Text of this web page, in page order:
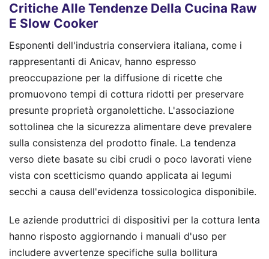
Critiche Alle Tendenze Della Cucina Raw
E Slow Cooker
Esponenti dell'industria conserviera italiana, come i
rappresentanti di Anicav, hanno espresso
preoccupazione per la diffusione di ricette che
promuovono tempi di cottura ridotti per preservare
presunte proprietà organolettiche. L'associazione
sottolinea che la sicurezza alimentare deve prevalere
sulla consistenza del prodotto finale. La tendenza
verso diete basate su cibi crudi o poco lavorati viene
vista con scetticismo quando applicata ai legumi
secchi a causa dell'evidenza tossicologica disponibile.
Le aziende produttrici di dispositivi per la cottura lenta
hanno risposto aggiornando i manuali d'uso per
includere avvertenze specifiche sulla bollitura